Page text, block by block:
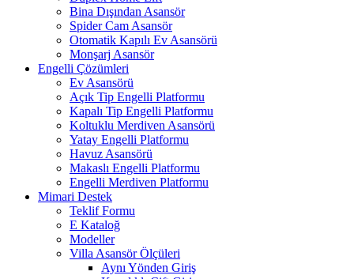
Bina Dışından Asansör
Spider Cam Asansör
Otomatik Kapılı Ev Asansörü
Monşarj Asansör
Engelli Çözümleri
Ev Asansörü
Açık Tip Engelli Platformu
Kapalı Tip Engelli Platformu
Koltuklu Merdiven Asansörü
Yatay Engelli Platformu
Havuz Asansörü
Makaslı Engelli Platformu
Engelli Merdiven Platformu
Mimari Destek
Teklif Formu
E Kataloğ
Modeller
Villa Asansör Ölçüleri
Aynı Yönden Giriş